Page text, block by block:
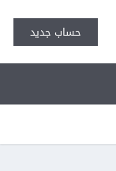
حساب جديد